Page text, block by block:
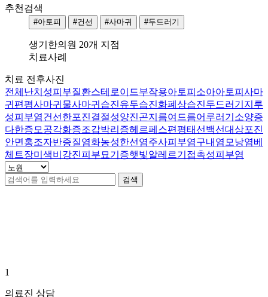
부
아
픕
니
다
답
변
접
수
손
습
추천검색
#아토피 #건선 #사마귀 #두드러기
생기한의원 20개 지점
치료사례
치료 전후사진
전체 난치성피부질환스테로이드부작용아토피 소아아토피 사마
귀 편평사마귀 물사마귀 습진유두습진화폐상습진두드러기 지루
성피부염건선 한포진결절성양진곤지름여드름어루러기 소양증
다한증 모공각화증조갑박리증헤르페스편평태선 백선대상포진
안면홍조자반증질염화농성한선염주사피부염구내염 모낭염베
체트장미색비강진피부묘기증햇빛알레르기 접촉성피부염
검색
1
의료진 상담